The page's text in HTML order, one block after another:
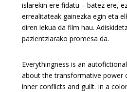
islarekin ere fidatu – batez ere,
errealitateak gainezka egin eta
diren lekua da film hau.
pazientziarako promesa da.
Everythingness is an
about the transformative power
inner conflicts and guilt. In a